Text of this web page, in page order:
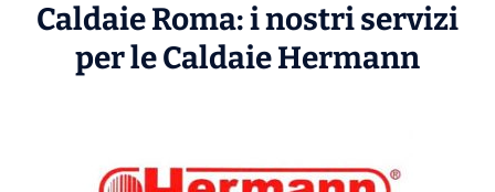
Caldaie Roma: i nostri servizi
per le CaldaieHermann